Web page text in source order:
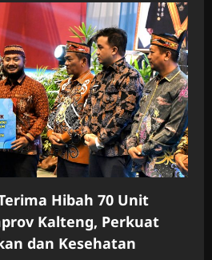
Hibah 70 Unit
Kalteng, Perkuat
dan Kesehatan